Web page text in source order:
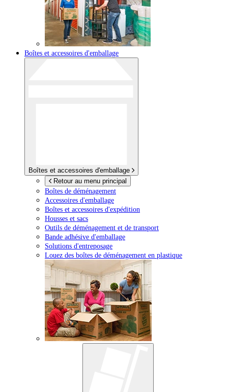
Boîtes et accessoires d'emballage
Boîtes et accessoires d'emballage
Retour au menu principal
Boîtes de déménagement
Accessoires d'emballage
Boîtes et accessoires d'expédition
Housses et sacs
Outils de déménagement et de transport
Bande adhésive d'emballage
Solutions d'entreposage
Louez des boîtes de déménagement en plastique